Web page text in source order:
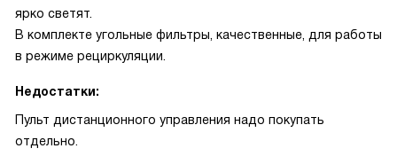
ярко светят.
В комплекте угольные фильтры, качественные, для работы
в режиме рециркуляции.
Недостатки:
Пульт дистанционного управления надо покупать
отдельно.